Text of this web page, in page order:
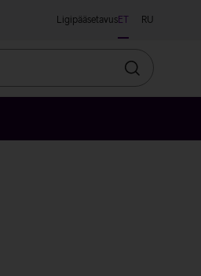
LigipääsetavusET RU
Otsin